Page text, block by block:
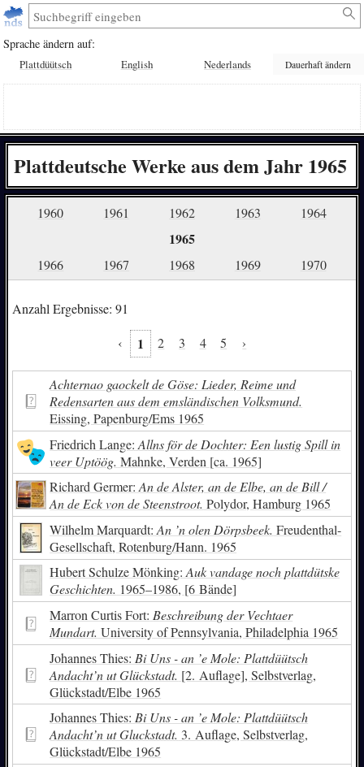
Sprache ändern auf:
Plattdüütsch English Nederlands Dauerhaft ändern
Plattdeutsche Werke aus dem Jahr 1965
1960 1961 1962 1963 1964
1965
1966 1967 1968 1969 1970
Anzahl Ergebnisse: 91
‹ 1 2 3 4 5 ›
Achternao gaockelt de Göse: Lieder, Reime und
Redensarten aus dem emsländischen Volksmund.
Eissing, Papenburg/Ems 1965
Friedrich Lange: Allns för de Dochter: Een lustig Spill in
veer Uptöög. Mahnke, Verden [ca. 1965]
Richard Germer: An de Alster, an de Elbe, an de Bill /
An de Eck von de Steenstroot. Polydor, Hamburg 1965
Wilhelm Marquardt: An ’n olen Dörpsbeek. Freudenthal-
Gesellschaft, Rotenburg/Hann. 1965
Hubert Schulze Mönking: Auk vandage noch plattdütske
Geschichten. 1965–1986, [6 Bände]
Marron Curtis Fort: Beschreibung der Vechtaer
Mundart. University of Pennsylvania, Philadelphia 1965
Johannes Thies: Bi Uns - an ’e Mole: Plattdüütsch
Andacht’n ut Glückstadt. [2. Auflage], Selbstverlag,
Glückstadt/Elbe 1965
Johannes Thies: Bi Uns - an ’e Mole: Plattdüütsch
Andacht’n ut Gluckstadt. 3. Auflage, Selbstverlag,
Glückstadt/Elbe 1965